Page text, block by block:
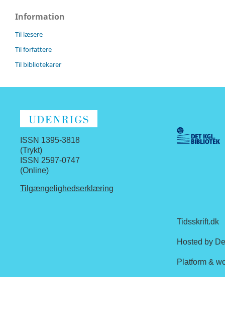
Information
Til læsere
Til forfattere
Til bibliotekarer
ISSN 1395-3818
(Trykt)
ISSN 2597-0747
(Online)
Tilgængelighedserklæring